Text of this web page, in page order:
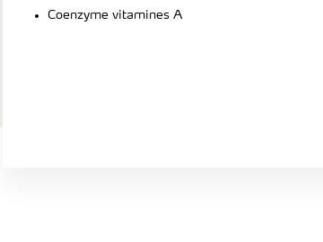
Coenzyme vitamines A